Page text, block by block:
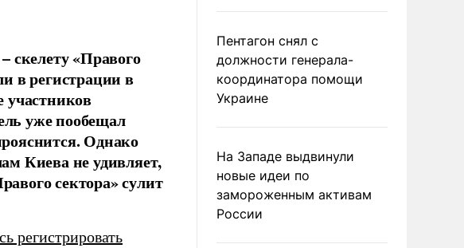
«Правого
в регистрации в
участников
уже пообещал
Однако
Киева не удивляет,
сектора» сулит
регистрировать
Пентагон снял с
должности генерала-
координатора помощи
Украине
На Западе выдвинули
новые идеи по
замороженным активам
России